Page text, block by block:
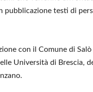
testi di
con il Comune di
Università di Brescia,